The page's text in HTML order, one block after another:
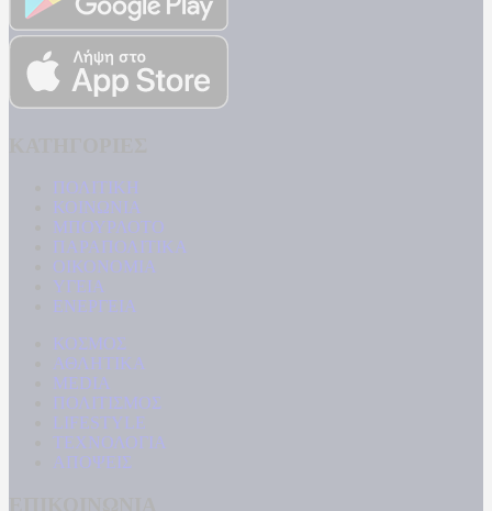
ΠΟΛΙΤΙΚΗ
ΚΟΙΝΩΝΙΑ
ΜΠΟΥΡΛΟΤΟ
ΠΑΡΑΠΟΛΙΤΙΚΑ
ΟΙΚΟΝΟΜΙΑ
ΥΓΕΙΑ
ΕΝΕΡΓΕΙΑ
ΚΟΣΜΟΣ
ΑΘΛΗΤΙΚΑ
MEDIA
ΠΟΛΙΤΙΣΜΟΣ
LIFESTYLE
ΤΕΧΝΟΛΟΓΙΑ
ΑΠΟΨΕΙΣ